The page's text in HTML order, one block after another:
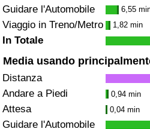
Guidare l'Automobile 6,55
Viaggio in Treno/Metro 1,82 min
In Totale
Media usando
Distanza
Andare a Piedi 0,94 min
Attesa 0,04 min
Guidare l'Automobile